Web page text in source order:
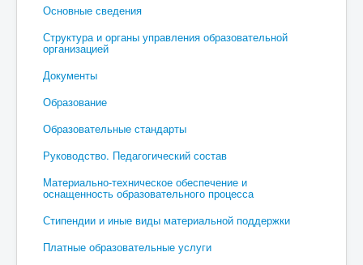
Основные сведения
Структура и органы управления образовательной
организацией
Документы
Образование
Образовательные стандарты
Руководство. Педагогический состав
Материально-техническое обеспечение и
оснащенность образовательного процесса
Стипендии и иные виды материальной поддержки
Платные образовательные услуги